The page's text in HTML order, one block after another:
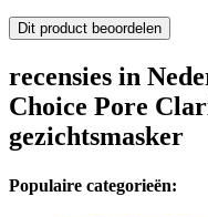
Dit product beoordelen
recensies in
Choice Pore
gezichtsmasker
Populaire categorieën: